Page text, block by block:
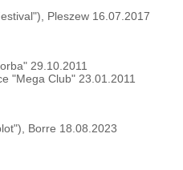
Pleszew 16.07.2017
29.10.2011
"Mega Club" 23.01.2011
Borre 18.08.2023